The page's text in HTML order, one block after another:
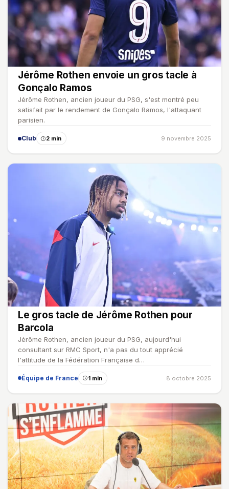
Jérôme Rothen envoie un gros tacle à
Gonçalo Ramos
Jérôme Rothen, ancien joueur du PSG, s'est montré peu
satisfait par le rendement de Gonçalo Ramos, l'attaquant
parisien.
Club 2 min 9 novembre 2025
Le gros tacle de Jérôme Rothen pour
Barcola
Jérôme Rothen, ancien joueur du PSG, aujourd'hui
consultant sur RMC Sport, n'a pas du tout apprécié
l'attitude de la Fédération Française d…
Équipe de France 1 min 8 octobre 2025